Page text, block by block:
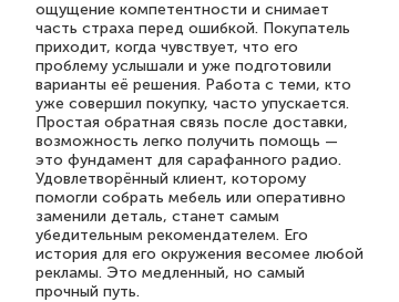
ощущение компетентности и снимает
часть страха перед ошибкой. Покупатель
приходит, когда чувствует, что его
проблему услышали и уже подготовили
варианты её решения. Работа с теми, кто
уже совершил покупку, часто упускается.
Простая обратная связь после доставки,
возможность легко получить помощь —
это фундамент для сарафанного радио.
Удовлетворённый клиент, которому
помогли собрать мебель или оперативно
заменили деталь, станет самым
убедительным рекомендателем. Его
история для его окружения весомее любой
рекламы. Это медленный, но самый
прочный путь.